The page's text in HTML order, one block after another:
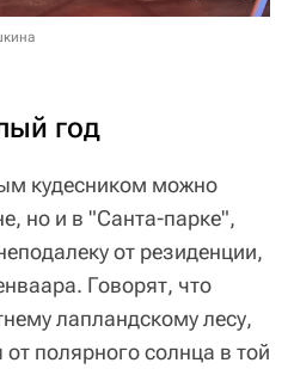
год
кудесником можно
но и в "Санта-парке",
от резиденции,
Говорят, что
лапландскому лесу,
полярного солнца в той